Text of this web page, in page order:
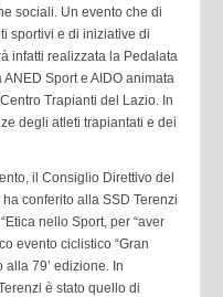
sociali. Un evento che di
sportivi e di iniziative di
infatti realizzata la Pedalata
Sport e AIDO animata
Trapianti del Lazio. In
degli atleti trapiantati e dei
il Consiglio Direttivo del
conferito alla SSD Terenzi
nello Sport, per “aver
evento ciclistico “Gran
79’ edizione. In
è stato quello di